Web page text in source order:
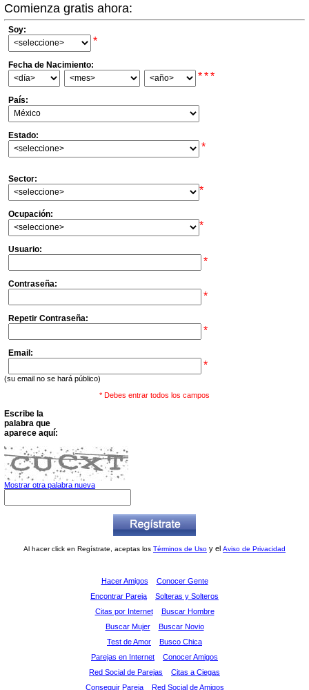
Comienza gratis ahora:
Soy:
*
Fecha de Nacimiento:
***
País:
Estado:
*
Sector:
*
Ocupación:
*
Usuario:
*
Contraseña:
*
Repetir Contraseña:
*
Email:
*
(su email no se hará público)
* Debes entrar todos los campos
Escribe la
palabra que
aparece aquí:
Mostrar otra palabra nueva
Al hacer click en Regístrate, aceptas los Términos de Uso y el Aviso de Privacidad
Hacer Amigos
Conocer Gente
Encontrar Pareja
Solteras y Solteros
Citas por Internet
Buscar Hombre
Buscar Mujer
Buscar Novio
Test de Amor
Busco Chica
Parejas en Internet
Conocer Amigos
Red Social de Parejas
Citas a Ciegas
Conseguir Pareja
Red Social de Amigos